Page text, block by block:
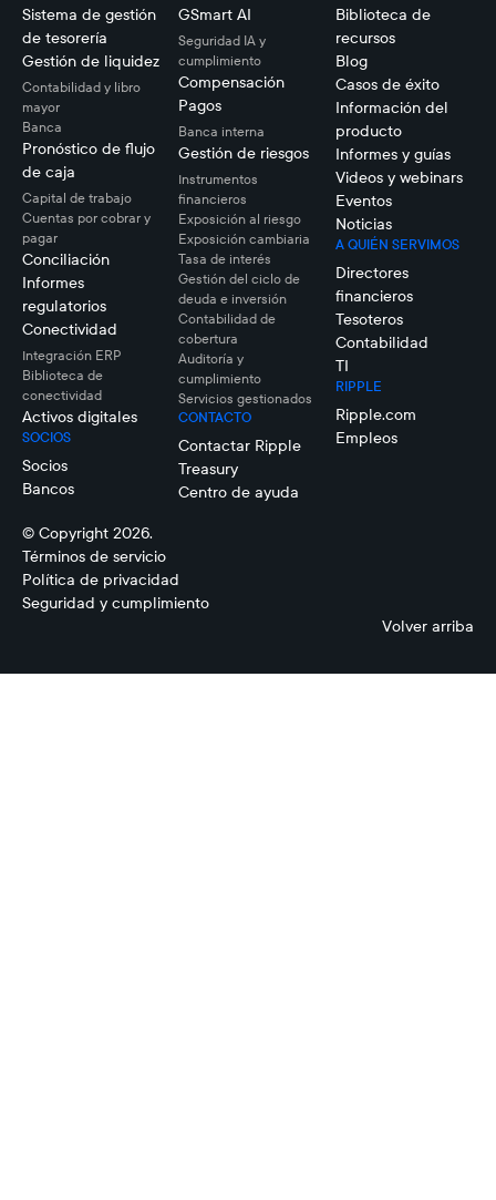
Sistema de gestión
de tesorería
Gestión de liquidez
Contabilidad y libro
mayor
Banca
Pronóstico de flujo
de caja
Capital de trabajo
Cuentas por cobrar y
pagar
Conciliación
Informes
regulatorios
Conectividad
Integración ERP
Biblioteca de
conectividad
Activos digitales
SOCIOS
Socios
Bancos
GSmart AI
Seguridad IA y
cumplimiento
Compensación
Pagos
Banca interna
Gestión de riesgos
Instrumentos
financieros
Exposición al riesgo
Exposición cambiaria
Tasa de interés
Gestión del ciclo de
deuda e inversión
Contabilidad de
cobertura
Auditoría y
cumplimiento
Servicios gestionados
CONTACTO
Contactar Ripple
Treasury
Centro de ayuda
Biblioteca de
recursos
Blog
Casos de éxito
Información del
producto
Informes y guías
Videos y webinars
Eventos
Noticias
A QUIÉN SERVIMOS
Directores
financieros
Tesoteros
Contabilidad
TI
RIPPLE
Ripple.com
Empleos
© Copyright 2026.
Términos de servicio
Política de privacidad
Seguridad y cumplimiento
Volver arriba